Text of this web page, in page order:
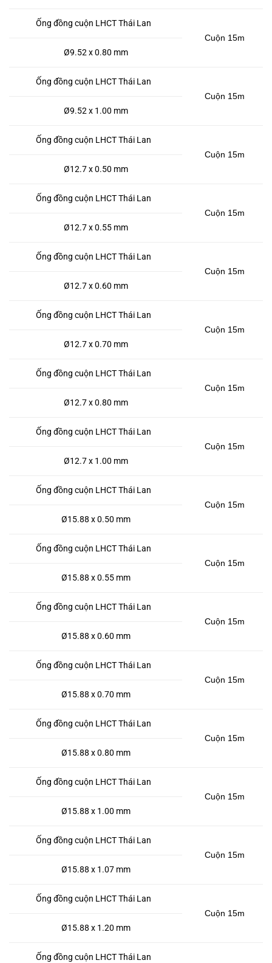
Ống đồng cuộn LHCT Thái Lan
Cuộn 15m
Ø9.52 x 0.80 mm
Ống đồng cuộn LHCT Thái Lan
Cuộn 15m
Ø9.52 x 1.00 mm
Ống đồng cuộn LHCT Thái Lan
Cuộn 15m
Ø12.7 x 0.50 mm
Ống đồng cuộn LHCT Thái Lan
Cuộn 15m
Ø12.7 x 0.55 mm
Ống đồng cuộn LHCT Thái Lan
Cuộn 15m
Ø12.7 x 0.60 mm
Ống đồng cuộn LHCT Thái Lan
Cuộn 15m
Ø12.7 x 0.70 mm
Ống đồng cuộn LHCT Thái Lan
Cuộn 15m
Ø12.7 x 0.80 mm
Ống đồng cuộn LHCT Thái Lan
Cuộn 15m
Ø12.7 x 1.00 mm
Ống đồng cuộn LHCT Thái Lan
Cuộn 15m
Ø15.88 x 0.50 mm
Ống đồng cuộn LHCT Thái Lan
Cuộn 15m
Ø15.88 x 0.55 mm
Ống đồng cuộn LHCT Thái Lan
Cuộn 15m
Ø15.88 x 0.60 mm
Ống đồng cuộn LHCT Thái Lan
Cuộn 15m
Ø15.88 x 0.70 mm
Ống đồng cuộn LHCT Thái Lan
Cuộn 15m
Ø15.88 x 0.80 mm
Ống đồng cuộn LHCT Thái Lan
Cuộn 15m
Ø15.88 x 1.00 mm
Ống đồng cuộn LHCT Thái Lan
Cuộn 15m
Ø15.88 x 1.07 mm
Ống đồng cuộn LHCT Thái Lan
Cuộn 15m
Ø15.88 x 1.20 mm
Ống đồng cuộn LHCT Thái Lan